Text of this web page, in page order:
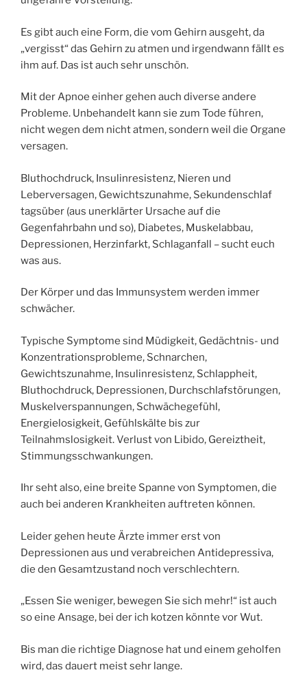
Es gibt auch eine Form, die vom Gehirn ausgeht, da
„vergisst“ das Gehirn zu atmen und irgendwann fällt es
ihm auf. Das ist auch sehr unschön.
Mit der Apnoe einher gehen auch diverse andere
Probleme. Unbehandelt kann sie zum Tode führen,
nicht wegen dem nicht atmen, sondern weil die Organe
versagen.
Bluthochdruck, Insulinresistenz, Nieren und
Leberversagen, Gewichtszunahme, Sekundenschlaf
tagsüber (aus unerklärter Ursache auf die
Gegenfahrbahn und so), Diabetes, Muskelabbau,
Depressionen, Herzinfarkt, Schlaganfall – sucht euch
was aus.
Der Körper und das Immunsystem werden immer
schwächer.
Typische Symptome sind Müdigkeit, Gedächtnis- und
Konzentrationsprobleme, Schnarchen,
Gewichtszunahme, Insulinresistenz, Schlappheit,
Bluthochdruck, Depressionen, Durchschlafstörungen,
Muskelverspannungen, Schwächegefühl,
Energielosigkeit, Gefühlskälte bis zur
Teilnahmslosigkeit. Verlust von Libido, Gereiztheit,
Stimmungsschwankungen.
Ihr seht also, eine breite Spanne von Symptomen, die
auch bei anderen Krankheiten auftreten können.
Leider gehen heute Ärzte immer erst von
Depressionen aus und verabreichen Antidepressiva,
die den Gesamtzustand noch verschlechtern.
„Essen Sie weniger, bewegen Sie sich mehr!“ ist auch
so eine Ansage, bei der ich kotzen könnte vor Wut.
Bis man die richtige Diagnose hat und einem geholfen
wird, das dauert meist sehr lange.